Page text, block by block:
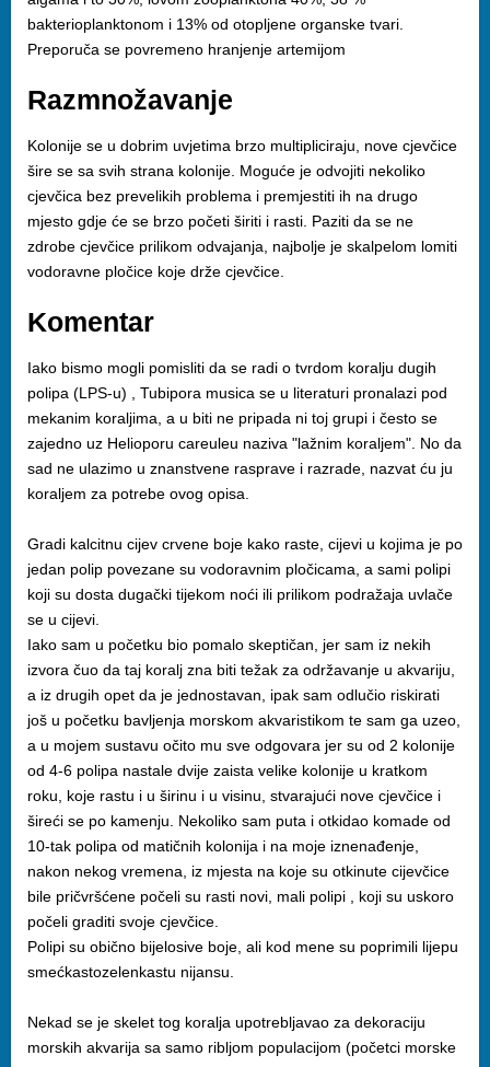
bakterioplanktonom i 13% od otopljene organske tvari.
Preporuča se povremeno hranjenje artemijom
Razmnožavanje
Kolonije se u dobrim uvjetima brzo multipliciraju, nove cjevčice
šire se sa svih strana kolonije. Moguće je odvojiti nekoliko
cjevčica bez prevelikih problema i premjestiti ih na drugo
mjesto gdje će se brzo početi širiti i rasti. Paziti da se ne
zdrobe cjevčice prilikom odvajanja, najbolje je skalpelom lomiti
vodoravne pločice koje drže cjevčice.
Komentar
Iako bismo mogli pomisliti da se radi o tvrdom koralju dugih
polipa (LPS-u) , Tubipora musica se u literaturi pronalazi pod
mekanim koraljima, a u biti ne pripada ni toj grupi i često se
zajedno uz Helioporu careuleu naziva "lažnim koraljem". No da
sad ne ulazimo u znanstvene rasprave i razrade, nazvat ću ju
koraljem za potrebe ovog opisa.
Gradi kalcitnu cijev crvene boje kako raste, cijevi u kojima je po
jedan polip povezane su vodoravnim pločicama, a sami polipi
koji su dosta dugački tijekom noći ili prilikom podražaja uvlače
se u cijevi.
Iako sam u početku bio pomalo skeptičan, jer sam iz nekih
izvora čuo da taj koralj zna biti težak za održavanje u akvariju,
a iz drugih opet da je jednostavan, ipak sam odlučio riskirati
još u početku bavljenja morskom akvaristikom te sam ga uzeo,
a u mojem sustavu očito mu sve odgovara jer su od 2 kolonije
od 4-6 polipa nastale dvije zaista velike kolonije u kratkom
roku, koje rastu i u širinu i u visinu, stvarajući nove cjevčice i
šireći se po kamenju. Nekoliko sam puta i otkidao komade od
10-tak polipa od matičnih kolonija i na moje iznenađenje,
nakon nekog vremena, iz mjesta na koje su otkinute cijevčice
bile pričvršćene počeli su rasti novi, mali polipi , koji su uskoro
počeli graditi svoje cjevčice.
Polipi su obično bijelosive boje, ali kod mene su poprimili lijepu
smećkastozelenkastu nijansu.
Nekad se je skelet tog koralja upotrebljavao za dekoraciju
morskih akvarija sa samo ribljom populacijom (početci morske